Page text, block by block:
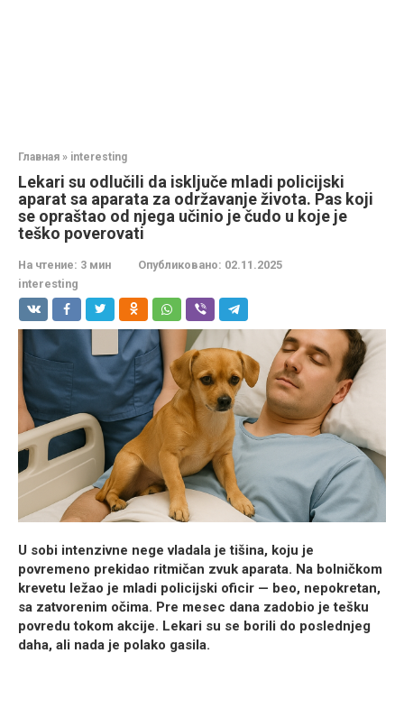
Главная » interesting
Lekari su odlučili da isključe mladi policijski
aparat sa aparata za održavanje života. Pas koji
se opraštao od njega učinio je čudo u koje je
teško poverovati
На чтение: 3 мин Опубликовано: 02.11.2025
interesting
U sobi intenzivne nege vladala je tišina, koju je
povremeno prekidao ritmičan zvuk aparata. Na bolničkom
krevetu ležao je mladi policijski oficir — beo, nepokretan,
sa zatvorenim očima. Pre mesec dana zadobio je tešku
povredu tokom akcije. Lekari su se borili do poslednjeg
daha, ali nada je polako gasila.